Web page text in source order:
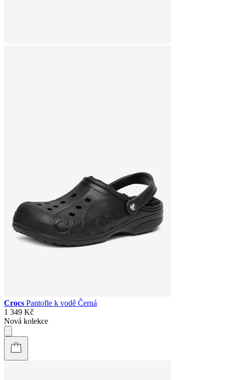
Crocs Pantofle k vodě Černá
1 349 Kč
Nová kolekce